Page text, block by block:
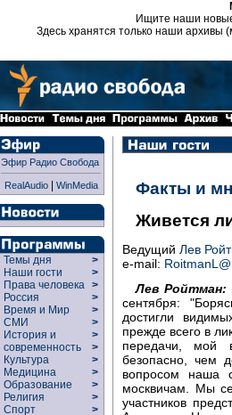
Ищите наши
Здесь хранятся только наши архивы
Эфир Радио Свобода
RealAudio| WinMedia
Темы дня
>
Наши гости
>
Права человека >
Россия
>
Время и Мир
>
СМИ
>
История и
современность
>
>
Культура
>
Медицина
>
Образование
>
Религия
>
Спорт
>
Факты и
Живется
Ведущий Лев
e-mail:
Лев Ройтман:
сентября:
достигли
прежде всего в
передачи, мой
безопасно, чем
вопросом наша
москвичам. Мы
участников